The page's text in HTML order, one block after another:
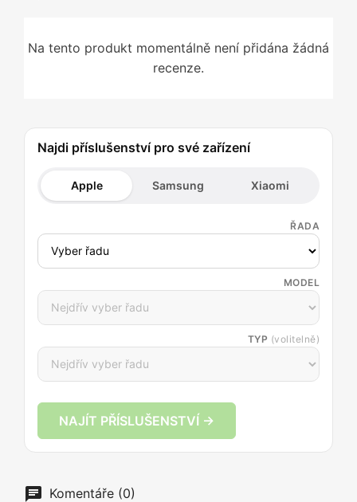
Na tento produkt momentálně není přidána žádná
recenze.
Najdi příslušenství pro své zařízení
Apple Samsung Xiaomi
ŘADA
MODEL
TYP (volitelně)
NAJÍT PŘÍSLUŠENSTVÍ →
Komentáře (0)